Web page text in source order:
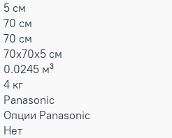
5 см
70 см
70 см
70x70x5 см
0.0245 м³
4 кг
Panasonic
Опции Panasonic
Нет